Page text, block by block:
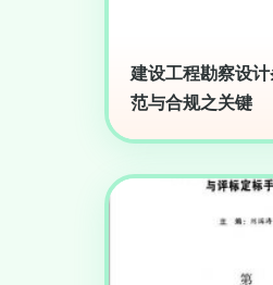
建设工程勘察设
范与合规之关键